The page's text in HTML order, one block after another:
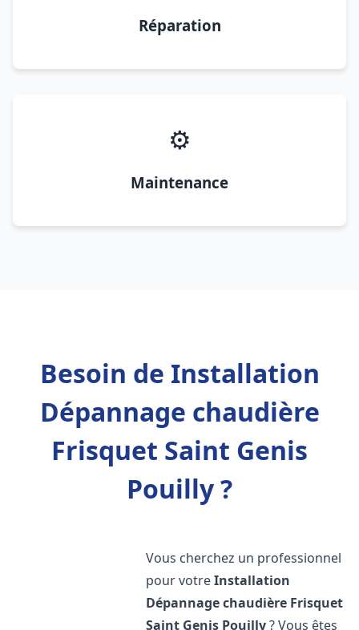
Réparation
⚙️
Maintenance
Besoin de Installation
Dépannage chaudière
Frisquet Saint Genis
Pouilly ?
Vous cherchez un professionnel
pour votreInstallation
Dépannage chaudière Frisquet
Saint Genis Pouilly? Vous êtes